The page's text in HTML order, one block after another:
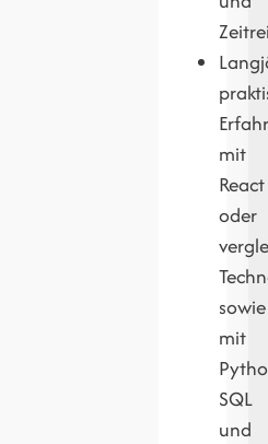
mit
React
oder
sowie
mit
SQL
und